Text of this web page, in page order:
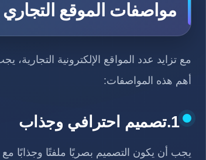
مواصفات الموقع التجاري
مع تزايد عدد المواقع الإلكترونية
أهم هذه المواصفات:
1.تصميم احترافي وجذاب
يجب أن يكون التصميم بصريًا ملفتًا وجذابًا